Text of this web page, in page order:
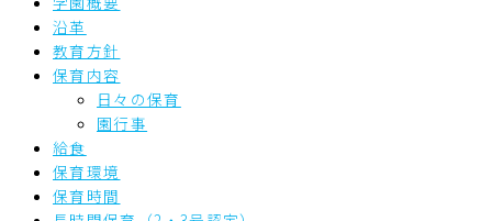
沿革
教育方針
保育内容
日々の保育
園行事
給食
保育環境
保育時間